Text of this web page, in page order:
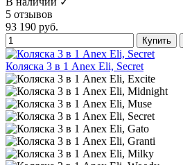
5 отзывов
93 190 руб.
Купить
Коляска 3 в 1 Anex Eli, Secret